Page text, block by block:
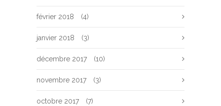
février 2018 (4)
janvier 2018 (3)
décembre 2017 (10)
novembre 2017 (3)
octobre 2017 (7)